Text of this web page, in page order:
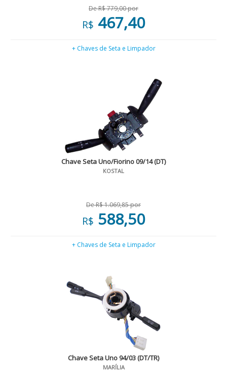
De R$ 779,00 por
R$ 467,40
+ Chaves de Seta e Limpador
Chave Seta Uno/Fiorino 09/14 (DT)
KOSTAL
De R$ 1.069,85 por
R$ 588,50
+ Chaves de Seta e Limpador
Chave Seta Uno 94/03 (DT/TR)
MARÍLIA